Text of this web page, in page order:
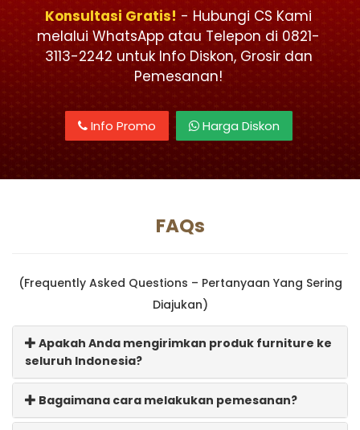
Konsultasi Gratis! - Hubungi CS Kami
melalui WhatsApp atau Telepon di 0821-
3113-2242 untuk Info Diskon, Grosir dan
Pemesanan!
Info Promo Harga Diskon
FAQs
(Frequently Asked Questions – Pertanyaan Yang Sering
Diajukan)
Apakah Anda mengirimkan produk furniture ke
seluruh Indonesia?
Bagaimana cara melakukan pemesanan?